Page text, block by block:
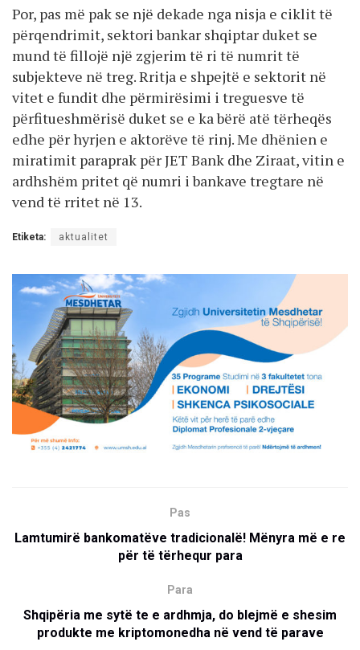
Por, pas më pak se një dekade nga nisja e ciklit të
përqendrimit, sektori bankar shqiptar duket se
mund të fillojë një zgjerim të ri të numrit të
subjekteve në treg. Rritja e shpejtë e sektorit në
vitet e fundit dhe përmirësimi i treguesve të
përfitueshmërisë duket se e ka bërë atë tërheqës
edhe për hyrjen e aktorëve të rinj. Me dhënien e
miratimit paraprak për JET Bank dhe Ziraat, vitin e
ardhshëm pritet që numri i bankave tregtare në
vend të rritet në 13.
Etiketa: aktualitet
Pas
Lamtumirë bankomatëve tradicionalë! Mënyra më e re
për të tërhequr para
Para
Shqipëria me sytë te e ardhmja, do blejmë e shesim
produkte me kriptomonedha në vend të parave